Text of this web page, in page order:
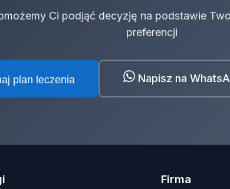
Ci podjąć decyzję na podstawie
preferencji
plan leczenia Napisz na
Firma